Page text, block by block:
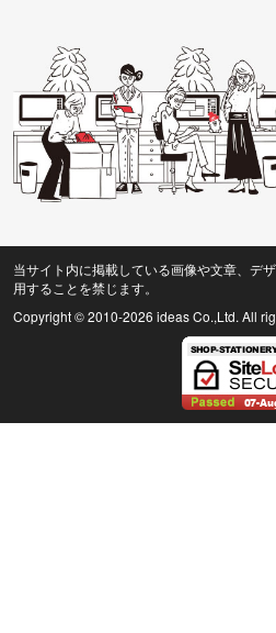
当サイト内に掲載している画像や文章、デ
用することを禁じます。
Copyright © 2010-2026 ideas Co.,Ltd. All